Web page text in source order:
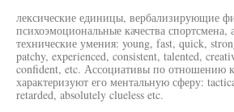
лексические единицы, вербализирующие
психоэмоциональные качества спортсмена,
технические умения: young, fast, quick,
patchy, experienced, consistent, talented,
confident, etc. Ассоциативы по отношению
характеризуют его ментальную сферу:
retarded, absolutely clueless etc.